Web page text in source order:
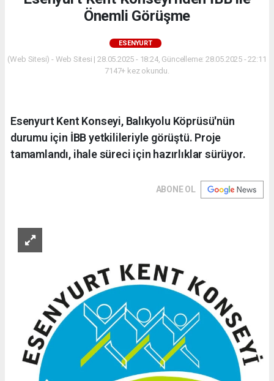
Önemli Görüşme
ESENYURT
(Web Sitesi) - Web Sitesi | 28.05.2025 - 18:24, Güncelleme: 28.05.2025 - 22:11
7147+ kez okundu.
Esenyurt Kent Konseyi, Balıkyolu Köprüsü'nün
durumu için İBB yetkilileriyle görüştü. Proje
tamamlandı, ihale süreci için hazırlıklar sürüyor.
ABONE OL